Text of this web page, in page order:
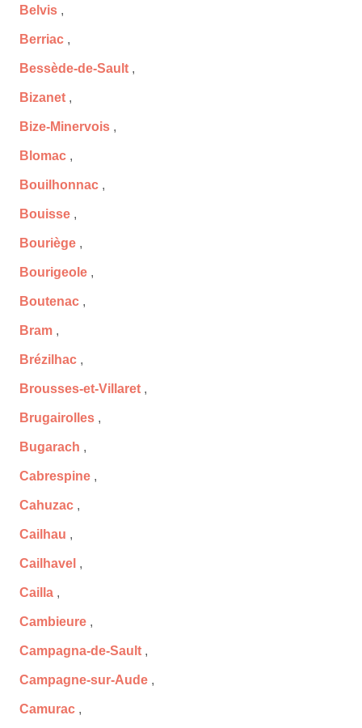
Belvis ,
Berriac ,
Bessède-de-Sault ,
Bizanet ,
Bize-Minervois ,
Blomac ,
Bouilhonnac ,
Bouisse ,
Bouriège ,
Bourigeole ,
Boutenac ,
Bram ,
Brézilhac ,
Brousses-et-Villaret ,
Brugairolles ,
Bugarach ,
Cabrespine ,
Cahuzac ,
Cailhau ,
Cailhavel ,
Cailla ,
Cambieure ,
Campagna-de-Sault ,
Campagne-sur-Aude ,
Camurac ,